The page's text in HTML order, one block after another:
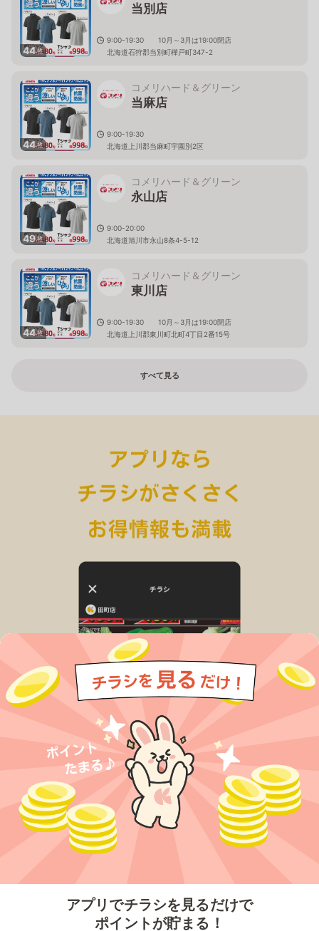
アプリでチラシを見るだけで
ポイントが貯まる！
44枚
当別店
9:00-19:30 10月～3月は19:00閉店
北海道石狩郡当別町樺戸町347-2
44枚
コメリハード＆グリーン
当麻店
9:00-19:30
北海道上川郡当麻町宇園別2区
49枚
コメリハード＆グリーン
永山店
9:00-20:00
北海道旭川市永山8条4-5-12
44枚
コメリハード＆グリーン
東川店
9:00-19:30 10月～3月は19:00閉店
北海道上川郡東川町北町4丁目2番15号
すべて見る